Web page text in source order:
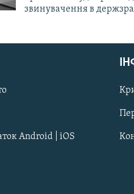
звинувачення в
Android | iOS